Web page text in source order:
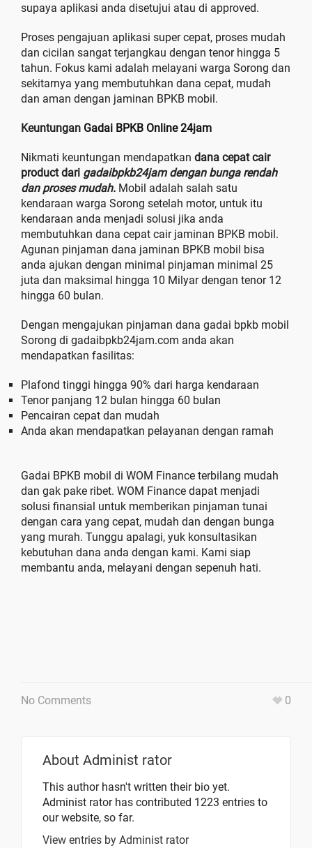
supaya aplikasi anda disetujui atau di approved.
Proses pengajuan aplikasi super cepat, proses mudah
dan cicilan sangat terjangkau dengan tenor hingga 5
tahun. Fokus kami adalah melayani warga Sorong dan
sekitarnya yang membutuhkan dana cepat, mudah
dan aman dengan jaminan BPKB mobil.
Keuntungan Gadai BPKB Online 24jam
Nikmati keuntungan mendapatkan dana cepat cair
product dari gadaibpkb24jam dengan bunga rendah
dan proses mudah. Mobil adalah salah satu
kendaraan warga Sorong setelah motor, untuk itu
kendaraan anda menjadi solusi jika anda
membutuhkan dana cepat cair jaminan BPKB mobil.
Agunan pinjaman dana jaminan BPKB mobil bisa
anda ajukan dengan minimal pinjaman minimal 25
juta dan maksimal hingga 10 Milyar dengan tenor 12
hingga 60 bulan.
Dengan mengajukan pinjaman dana gadai bpkb mobil
Sorong di gadaibpkb24jam.com anda akan
mendapatkan fasilitas:
Plafond tinggi hingga 90% dari harga kendaraan
Tenor panjang 12 bulan hingga 60 bulan
Pencairan cepat dan mudah
Anda akan mendapatkan pelayanan dengan ramah
Gadai BPKB mobil di WOM Finance terbilang mudah
dan gak pake ribet. WOM Finance dapat menjadi
solusi finansial untuk memberikan pinjaman tunai
dengan cara yang cepat, mudah dan dengan bunga
yang murah. Tunggu apalagi, yuk konsultasikan
kebutuhan dana anda dengan kami. Kami siap
membantu anda, melayani dengan sepenuh hati.
No Comments 0
About Administ rator
This author hasn't written their bio yet.
Administ ratorhas contributed 1223 entries to
our website, so far.
View entries by Administ rator